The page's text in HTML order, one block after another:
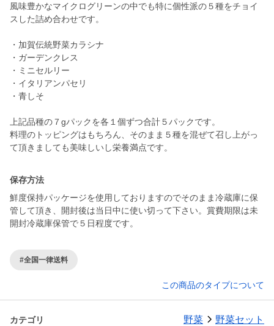
風味豊かなマイクログリーンの中でも特に個性派の５種をチョイ
スした詰め合わせです。
・加賀伝統野菜カラシナ
・ガーデンクレス
・ミニセルリー
・イタリアンパセリ
・青しそ
上記品種の７gパックを各１個ずつ合計５パックです。
料理のトッピングはもちろん、そのまま５種を混ぜて召し上がっ
て頂きましても美味しいし栄養満点です。
保存方法
鮮度保持パッケージを使用しておりますのでそのまま冷蔵庫に保
管して頂き、開封後は当日中に使い切って下さい。賞費期限は未
開封冷蔵庫保管で５日程度です。
#全国一律送料
この商品のタイプについて
カテゴリ 野菜 野菜セット